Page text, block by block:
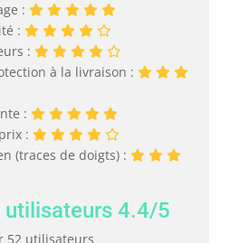
:
:
:
à la livraison :
:
:
(traces de doigts) :
utilisateurs 4.4/5
52 utilisateurs